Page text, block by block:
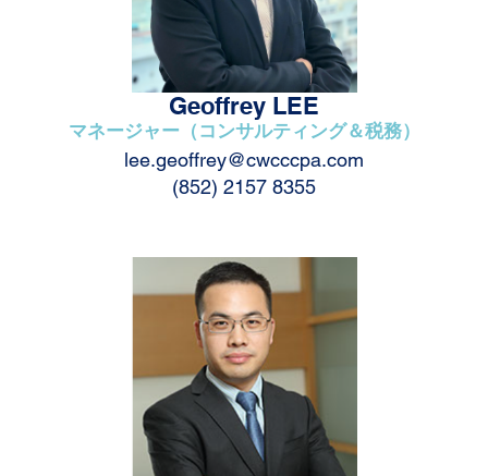
Geoffrey LEE
マネージャー（コンサルティング＆税務）
lee.geoffrey@cwcccpa.com
(852) 2157 8355